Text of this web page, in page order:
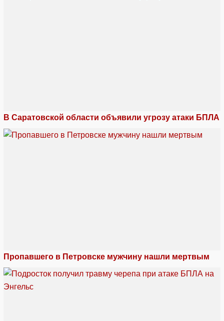
В Саратовской области объявили угрозу атаки БПЛА
Пропавшего в Петровске мужчину нашли мертвым